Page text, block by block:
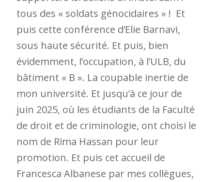
tous des « soldats génocidaires » ! Et
puis cette conférence d’Elie Barnavi,
sous haute sécurité. Et puis, bien
évidemment, l’occupation, à l’ULB, du
bâtiment « B ». La coupable inertie de
mon université. Et jusqu’à ce jour de
juin 2025, où les étudiants de la Faculté
de droit et de criminologie, ont choisi le
nom de Rima Hassan pour leur
promotion. Et puis cet accueil de
Francesca Albanese par mes collègues,